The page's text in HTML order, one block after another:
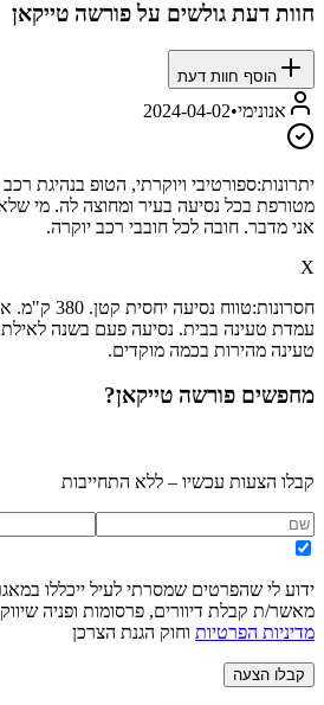
חוות דעת גולשים על פורשה טייקאן
הוסף חוות דעת
אנונימי•
2024-04-02
יתרונות:ספורטיבי ויוקרתי, הטופ בנהיגת
מטורפת בכל נסיעה בעיר ומחוצה לה. מי שלא
אני מדבר. חובה לכל חובבי רכב יוקרה.
X
חסרונות:
טווח נסיעה
עמדת טעינה בבית. נסיעה פעם בשנה
טעינה מהירות בכמה מוקדים.
מחפשים פורשה טייקאן?
קבלו הצעות עכשיו – ללא התחייבות
ידוע לי שהפרטים שמסרתי לעיל ייכללו
מאשר/ת קבלת דיוורים, פרסומות ופניה
מדיניות הפרטיות וחוק הגנת הצרכן
קבלו הצעה